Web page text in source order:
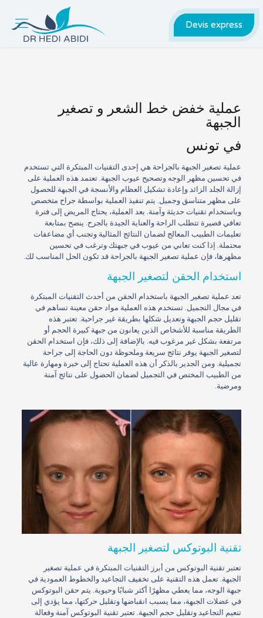
Devis express
عملية خفض خط الشعر و تصغير
الجبهة
في تونس
عملية تصغير الجبهة بالجراحة هي إحدى التقنيات المبتكرة التي تستخدم
في تحسين مظهر الوجه وتصحيح عيوب الجبهة. تعتمد هذه العملية على
إزالة الجلد الزائد وإعادة تشكيل العظام والأنسجة في الجبهة للحصول
على مظهر متناسق وجميل. يتم تنفيذ العملية بواسطة جراح متخصص
وباستخدام تقنيات حديثة وآمنة. بعد العملية، يحتاج المريض إلى فترة
تعافي قصيرة تتطلب الراحة والعناية الجيدة بالجرح. ينصح بمتابعة
تعليمات الطبيب المعالج لضمان النتائج المثالية وتجنب أي مضاعفات
محتملة. إذا كنت تعاني من عيوب في جبهتك وترغب في تحسين
مظهرها، فإن عملية تصغير الجبهة بالجراحة قد تكون الحل المناسب لك.
استخدام الحقن لتصغير الجبهة
تعد عملية تصغير الجبهة باستخدام الحقن من أحدث التقنيات المبتكرة
في مجال التجميل. تستخدم هذه العملية مواد حقن معينة تساهم في
تقليل حجم الجبهة وتعديل شكلها بطريقة غير جراحية. تعتبر هذه
الطريقة مناسبة للأشخاص الذين يعانون من جبهة كبيرة الحجم أو
مرتفعة بشكل غير مرغوب فيه. بالإضافة إلى ذلك، فإن استخدام الحقن
لتصغير الجبهة يوفر نتائج سريعة وملحوظة دون الحاجة إلى جراحة
تجميلية. ومن الجدير بالذكر أن هذه العملية تحتاج إلى خبرة ومهارة عالية
من الطبيب المختص في التجميل لضمان الحصول على نتائج آمنة
ومرضية.
تقنية البوتوكس لتصغير الجبهة
تعتبر تقنية البوتوكس من أبرز التقنيات المبتكرة في عملية تصغير
الجبهة. تعمل هذه التقنية على تخفيف التجاعيد والخطوط العمودية في
جبهة الوجه، مما يعطي مظهرًا أكثر شبابًا وحيوية. يتم حقن البوتوكس
في عضلات الجبهة، مما يسبب انقباضها وتقليل حركتها، مما يؤدي إلى
تنعيم التجاعيد وتقليل حجم الجبهة. تعتبر تقنية البوتوكس آمنة وفعالة